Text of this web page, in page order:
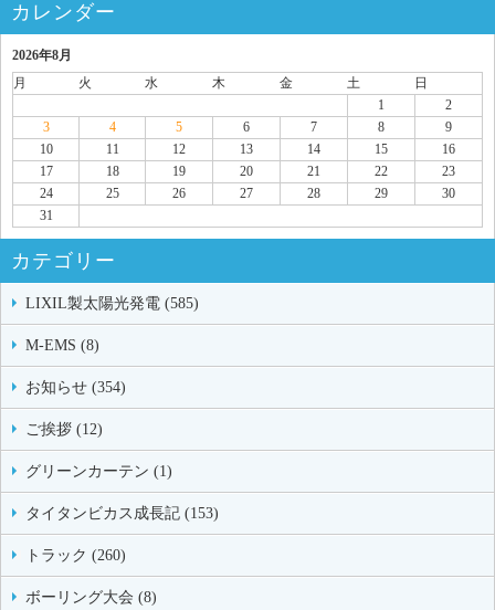
カレンダー
2026年8月
月
火 水 木 金 土
日
1
2
3
4 5 6 7 8
9
10
11 12 13 14 15
16
17
18 19 20 21 22
23
24
25 26 27 28 29
30
31
カテゴリー
LIXIL製太陽光発電 (585)
M-EMS (8)
お知らせ (354)
ご挨拶 (12)
グリーンカーテン (1)
タイタンビカス成長記 (153)
トラック (260)
ボーリング大会 (8)